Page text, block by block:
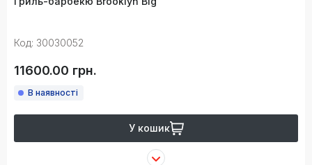
Код: 30030052
11600.00 грн.
В наявності
У кошик